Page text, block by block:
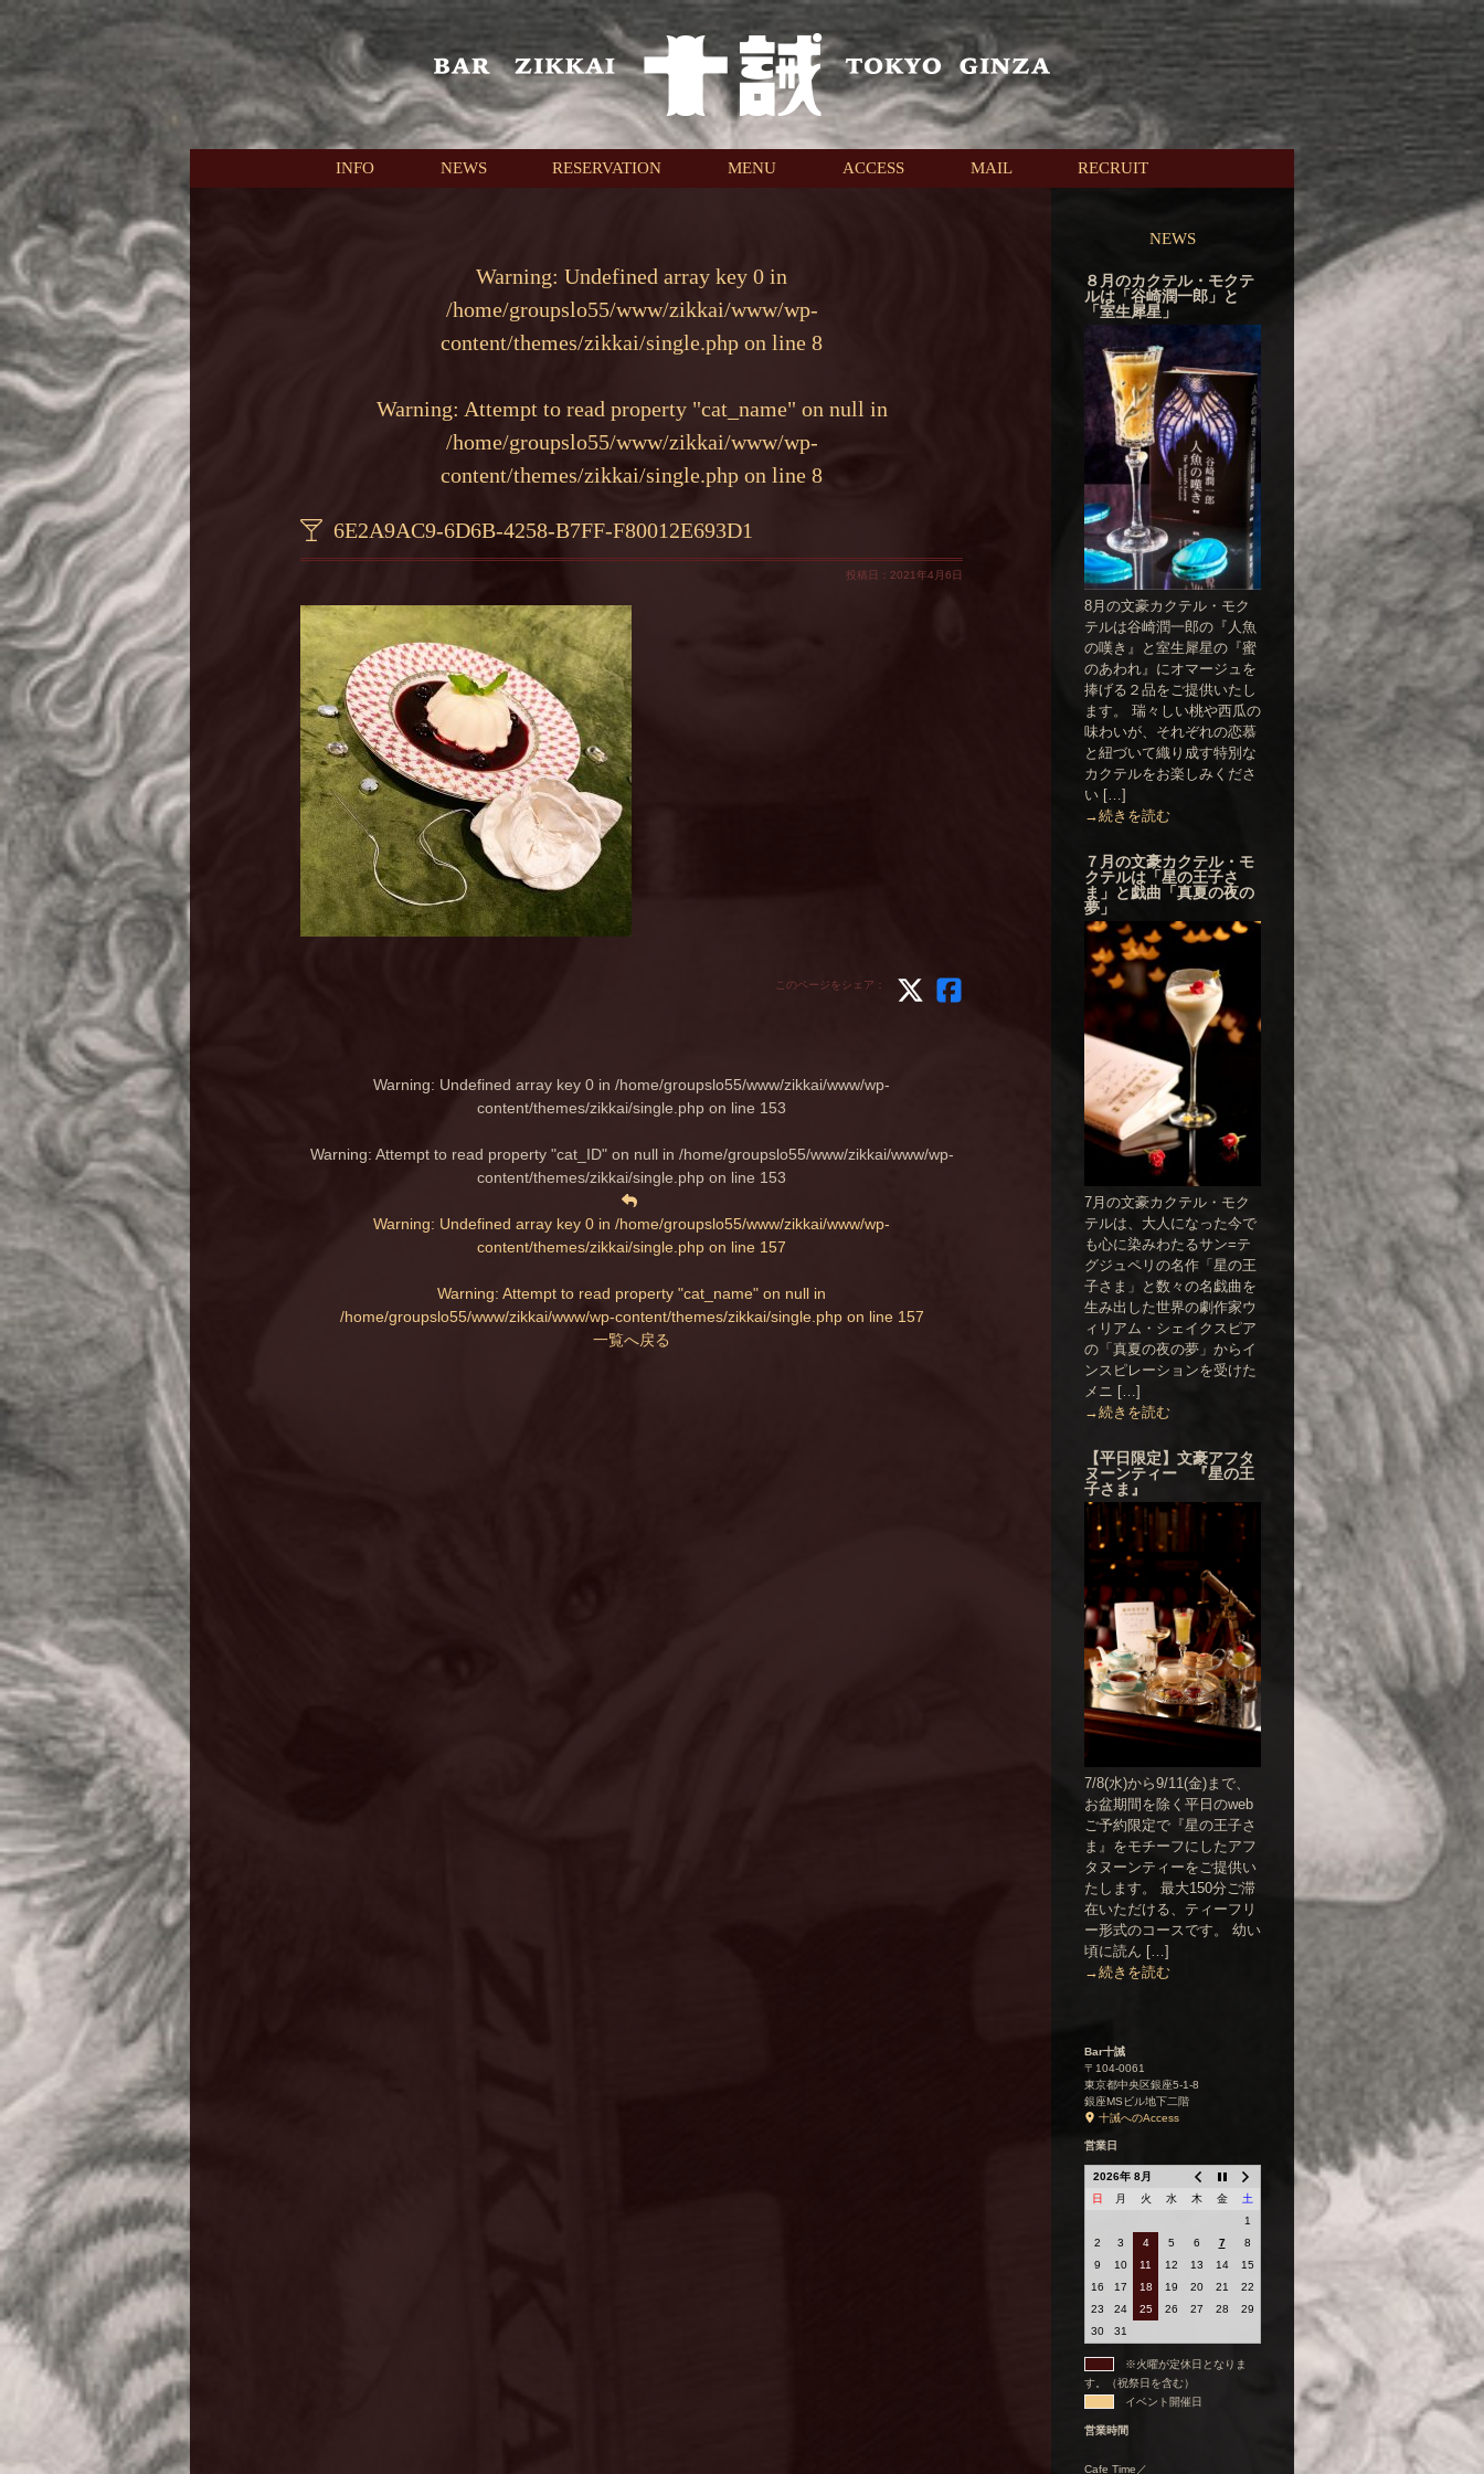
本文へスキップ
INFO NEWS RESERVATION MENU ACCESS MAIL RECRUIT
Warning: Undefined array key 0 in
/home/groupslo55/www/zikkai/www/wp-
content/themes/zikkai/single.php on line 8
Warning: Attempt to read property "cat_name" on null in
/home/groupslo55/www/zikkai/www/wp-
content/themes/zikkai/single.php on line 8
6E2A9AC9-6D6B-4258-B7FF-F80012E693D1
投稿日：2021年4月6日
このページをシェア：
Warning: Undefined array key 0 in /home/groupslo55/www/zikkai/www/wp-
content/themes/zikkai/single.php on line 153
Warning: Attempt to read property "cat_ID" on null in /home/groupslo55/www/zikkai/www/wp-
content/themes/zikkai/single.php on line 153
Warning: Undefined array key 0 in /home/groupslo55/www/zikkai/www/wp-
content/themes/zikkai/single.php on line 157
Warning: Attempt to read property "cat_name" on null in
/home/groupslo55/www/zikkai/www/wp-content/themes/zikkai/single.phpon line 157
一覧へ戻る
NEWS
８月のカクテル・モクテ
ルは「谷崎潤一郎」と
「室生犀星」
8月の文豪カクテル・モク
テルは谷崎潤一郎の『人魚
の嘆き』と室生犀星の『蜜
のあわれ』にオマージュを
捧げる２品をご提供いたし
ます。 瑞々しい桃や西瓜の
味わいが、それぞれの恋慕
と紐づいて織り成す特別な
カクテルをお楽しみくださ
い […]
→続きを読む
７月の文豪カクテル・モ
クテルは「星の王子さ
ま」と戯曲「真夏の夜の
夢」
7月の文豪カクテル・モク
テルは、大人になった今で
も心に染みわたるサン=テ
グジュペリの名作「星の王
子さま」と数々の名戯曲を
生み出した世界の劇作家ウ
ィリアム・シェイクスピア
の「真夏の夜の夢」からイ
ンスピレーションを受けた
メニ […]
→続きを読む
【平日限定】文豪アフタ
ヌーンティー 『星の王
子さま』
7/8(水)から9/11(金)まで、
お盆期間を除く平日のweb
ご予約限定で『星の王子さ
ま』をモチーフにしたアフ
タヌーンティーをご提供い
たします。 最大150分ご滞
在いただける、ティーフリ
ー形式のコースです。 幼い
頃に読ん […]
→続きを読む
Bar十誡
〒104-0061
東京都中央区銀座5-1-8
銀座MSビル地下二階
十誡へのAccess
営業日
2026年 8月
日
月 火 水 木 金
土
1
2
3 4 5 6 7
8
9
10 11 12 13 14
15
16
17 18 19 20 21
22
23
24 25 26 27 28
29
30
31
※火曜が定休日となりま
す。（祝祭日を含む）
イベント開催日
営業時間
Cafe Time／